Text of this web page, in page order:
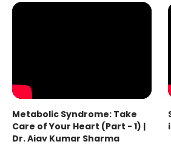
Metabolic Syndrome: Take
Care of Your Heart (Part - 1) |
Dr. Ajay Kumar Sharma